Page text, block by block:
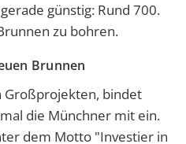
günstig: Rund 700.
zu bohren.
Brunnen
Großprojekten, bindet
die Münchner mit ein.
dem Motto "Investier in